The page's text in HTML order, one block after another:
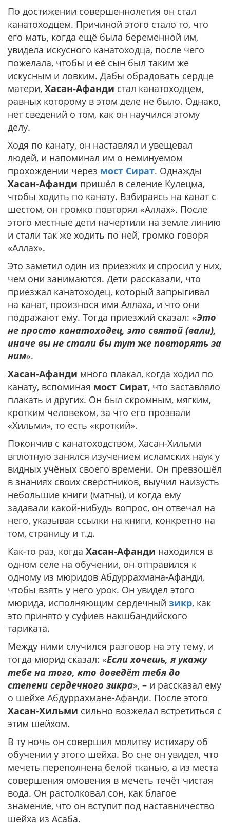
По достижении совершеннолетия он стал
канатоходцем. Причиной этого стало то, что
его мать, когда ещё была беременной им,
увидела искусного канатоходца, после чего
пожелала, чтобы и её сын был таким же
искусным и ловким. Дабы обрадовать сердце
матери, Хасан-Афанди стал канатоходцем,
равных которому в этом деле не было. Однако,
нет сведений о том, как он научился этому
делу.
Ходя по канату, он наставлял и увещевал
людей, и напоминал им о неминуемом
прохождении через мост Сират. Однажды
Хасан-Афанди пришёл в селение Кулецма,
чтобы ходить по канату. Взбираясь на канат с
шестом, он громко повторял «Аллах». После
этого местные дети начертили на земле линию
и стали так же ходить по ней, громко говоря
«Аллах».
Это заметил один из приезжих и спросил у них,
чем они занимаются. Дети рассказали, что
приезжал канатоходец, который запрыгивал
на канат, произнося имя Аллаха, и что они
подражают ему. Тогда приезжий сказал: «Это
не просто канатоходец, это святой (вали),
иначе вы не стали бы тут же повторять за
ним».
Хасан-Афанди много плакал, когда ходил по
канату, вспоминая мост Сират, что заставляло
плакать и других. Он был скромным, мягким,
кротким человеком, за что его прозвали
«Хильми», то есть «кроткий».
Покончив с канатоходством, Хасан-Хильми
вплотную занялся изучением исламских наук у
видных учёных своего времени. Он превзошёл
в знаниях своих сверстников, выучил наизусть
небольшие книги (матны), и когда ему
задавали какой-нибудь вопрос, он отвечал на
него, указывая ссылки на книги, конкретно на
том, страницу и т.д.
Как-то раз, когда Хасан-Афанди находился в
одном селе на обучении, он отправился к
одному из мюридов Абдуррахмана-Афанди,
чтобы взять у него урок. Он увидел этого
мюрида, исполняющим сердечный зикр, как
это принято у суфиев накшбандийского
тариката.
Между ними случился разговор на эту тему, и
тогда мюрид сказал: «Если хочешь, я укажу
тебе на того, кто доведёт тебя до
степени сердечного зикра», – и рассказал ему
о шейхе Абдуррахмане-Афанди. После этого
Хасан-Хильми сильно возжелал встретиться с
этим шейхом.
В ту ночь он совершил молитву истихару об
обучении у этого шейха. Во сне он увидел, что
мечеть переполнена белой тканью, а из места
совершения омовения в мечеть течёт чистая
вода. Он растолковал сон, как благое
знамение, что он вступит под наставничество
шейха из Асаба.